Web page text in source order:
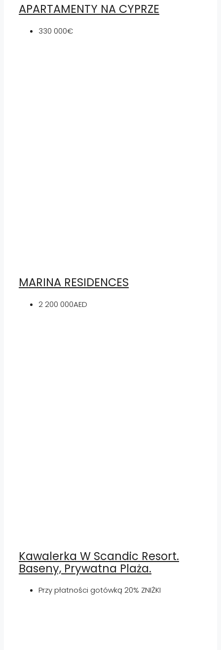
APARTAMENTY NA CYPRZE
330 000€
MARINA RESIDENCES
2 200 000AED
Kawalerka W Scandic Resort.
Baseny, Prywatna Plaża.
Przy płatności gotówką 20% ZNIŻKI